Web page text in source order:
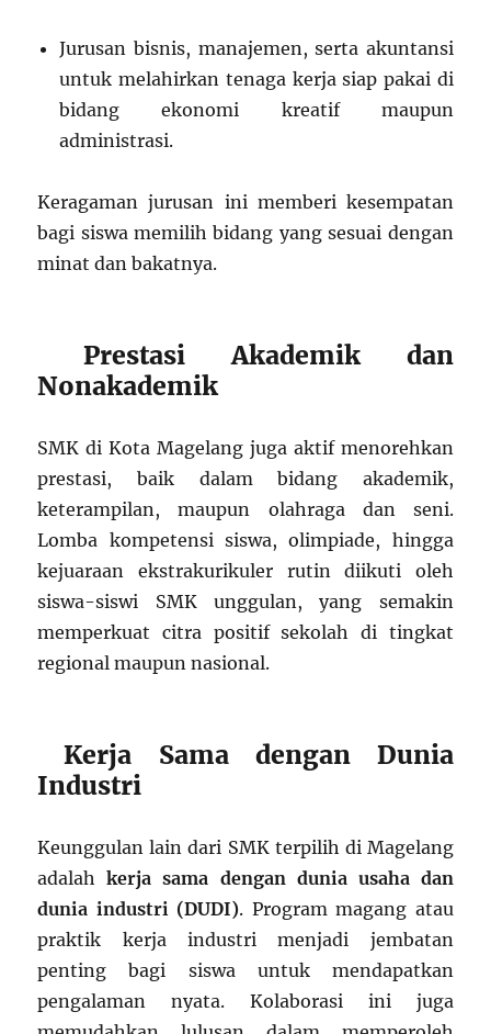
Jurusan bisnis, manajemen, serta akuntansi
untuk melahirkan tenaga kerja siap pakai di
bidang ekonomi kreatif maupun
administrasi.
Keragaman jurusan ini memberi kesempatan
bagi siswa memilih bidang yang sesuai dengan
minat dan bakatnya.
Prestasi Akademik dan
Nonakademik
SMK di Kota Magelang juga aktif menorehkan
prestasi, baik dalam bidang akademik,
keterampilan, maupun olahraga dan seni.
Lomba kompetensi siswa, olimpiade, hingga
kejuaraan ekstrakurikuler rutin diikuti oleh
siswa-siswi SMK unggulan, yang semakin
memperkuat citra positif sekolah di tingkat
regional maupun nasional.
Kerja Sama dengan Dunia
Industri
Keunggulan lain dari SMK terpilih di Magelang
adalahkerja sama dengan dunia usaha dan
dunia industri (DUDI). Program magang atau
praktik kerja industri menjadi jembatan
penting bagi siswa untuk mendapatkan
pengalaman nyata. Kolaborasi ini juga